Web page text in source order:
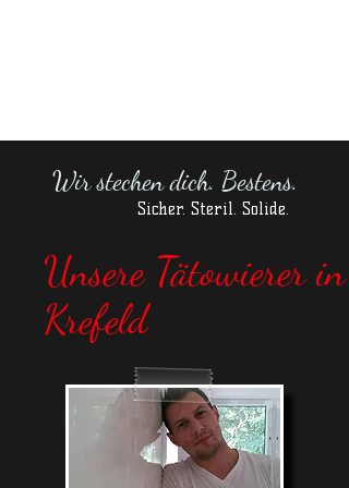
Wir stechen dich. Bestens.
Sicher. Steril. Solide.
Unsere Tätowierer in
Krefeld